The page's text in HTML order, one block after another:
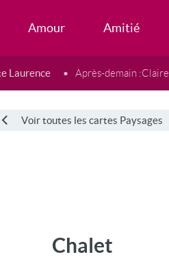
Amour Amitié
Laurence Après-demain :Claire
Voir toutes les cartes Paysages
Chalet